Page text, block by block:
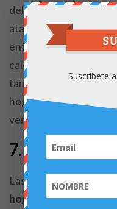
del sol, por lo
atardecerbajar las
enfríe mucho más
calentarse. Cerrar las
también permitirá que
hogar y evitará que el
ventanas y rendijas.
7. Usar velas y
Las son un
hogar
que aunque
Suscríbete